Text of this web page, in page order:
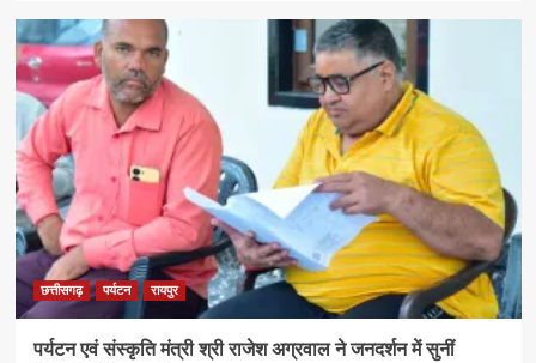
के
दर्शन
के
लिए
रवाना
रजत
पदक
विजेता
ज्ञानेश्वरी
यादव
मंत्री
गजेंद्र
यादव
ने
की
छत्तीसगढ़ पर्यटन रायपुर
पर्यटन एवं संस्कृति मंत्री श्री राजेश अग्रवाल ने जनदर्शन में सुनीं